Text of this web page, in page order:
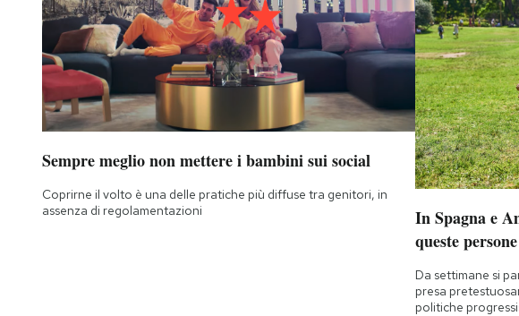
Sempre meglio non mettere i bambini sui social
Coprirne il volto è una delle pratiche più diffuse tra genitori, in
assenza di regolamentazioni
In Spagna e
queste persone
Da settimane si
presa
politiche